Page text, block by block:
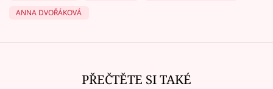
ANNA DVOŘÁKOVÁ
PŘEČTĚTE SI TAKÉ